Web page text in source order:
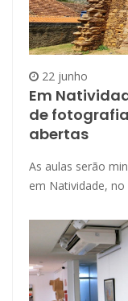
22 junho
Em
de
abertas
As aulas serão
em Natividade,